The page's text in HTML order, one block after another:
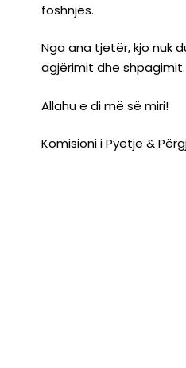
foshnjës.
Nga ana tjetër, kjo nuk
agjërimit dhe
Allahu e di më së miri!
Komisioni i Pyetje &